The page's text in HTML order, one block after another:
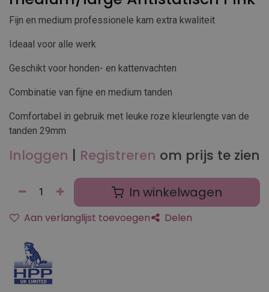
Fijn en medium professionele kam extra kwaliteit
Ideaal voor alle werk
Geschikt voor honden- en kattenvachten
Combinatie van fijne en medium tanden
Comfortabel in gebruik met leuke roze kleurlengte van de
tanden 29mm
Inloggen | Registreren om prijs te zien
In winkelwagen
Aan verlanglijst toevoegen Delen